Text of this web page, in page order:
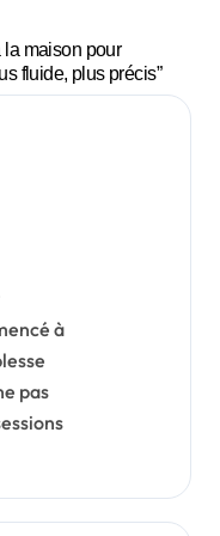
la maison pour
fluide, plus précis”
à
pas